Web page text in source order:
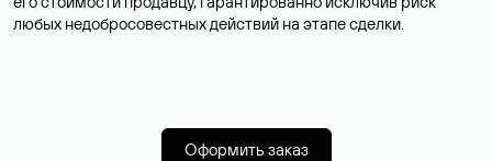
любых недобросовестных действий на этапе сделки.
Оформить заказ